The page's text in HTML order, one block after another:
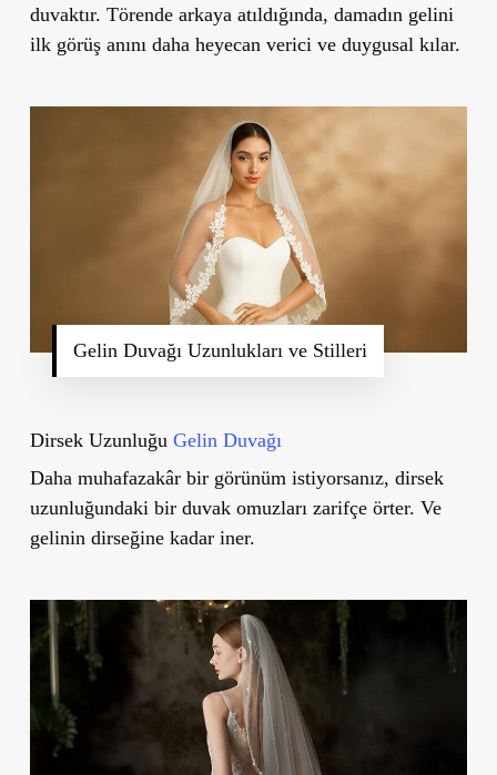
duvaktır. Törende arkaya atıldığında, damadın gelini
ilk görüş anını daha heyecan verici ve duygusal kılar.
Gelin Duvağı Uzunlukları ve Stilleri
Dirsek Uzunluğu Gelin Duvağı
Daha muhafazakâr bir görünüm istiyorsanız, dirsek
uzunluğundaki bir duvak omuzları zarifçe örter. Ve
gelinin dirseğine kadar iner.